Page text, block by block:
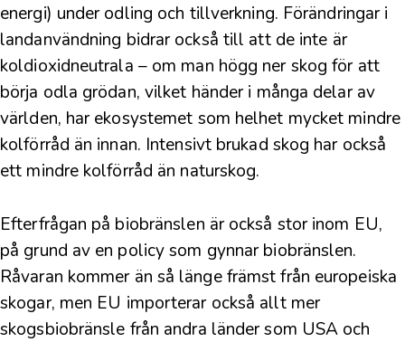
energi) under odling och tillverkning. Förändringar i
landanvändning bidrar också till att de inte är
koldioxidneutrala – om man högg ner skog för att
börja odla grödan, vilket händer i många delar av
världen, har ekosystemet som helhet mycket mindre
kolförråd än innan. Intensivt brukad skog har också
ett mindre kolförråd än naturskog.
Efterfrågan på biobränslen är också stor inom EU,
på grund av en policy som gynnar biobränslen.
Råvaran kommer än så länge främst från europeiska
skogar, men EU importerar också allt mer
skogsbiobränsle från andra länder som USA och